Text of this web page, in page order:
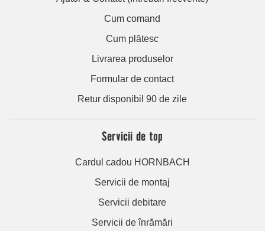
Cum comand
Cum plătesc
Livrarea produselor
Formular de contact
Retur disponibil 90 de zile
Servicii de top
Cardul cadou HORNBACH
Servicii de montaj
Servicii debitare
Servicii de înrămări